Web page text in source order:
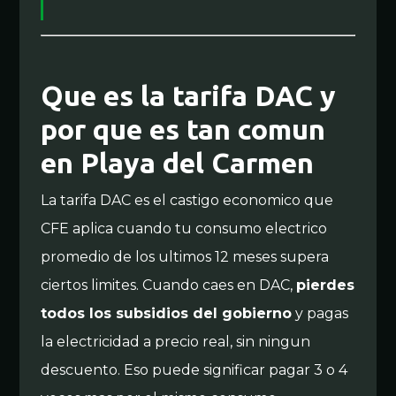
Que es la tarifa DAC y
por que es tan comun
en Playa del Carmen
La tarifa DAC es el castigo economico que
CFE aplica cuando tu consumo electrico
promedio de los ultimos 12 meses supera
ciertos limites. Cuando caes en DAC, pierdes
todos los subsidios del gobierno y pagas
la electricidad a precio real, sin ningun
descuento. Eso puede significar pagar 3 o 4